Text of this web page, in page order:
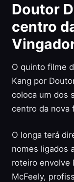
Doutor
centro
O quinto filme
Kang por
coloca um dos
centro da nova
O longa terá
nomes ligados
roteiro envolve
McFeely,